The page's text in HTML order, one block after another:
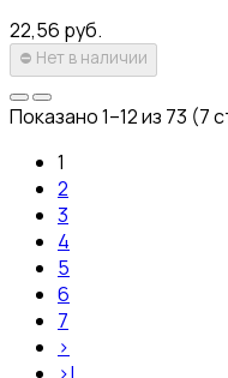
22,56 руб.
⛔ Нет в наличии
Показано 1–12 из 73 (7
1
2
3
4
5
6
7
>